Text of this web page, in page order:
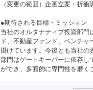
（変更の範囲）企画立案・折
●期待される目標・ミッション
当社のオルタナティブ投資部
ド、不動産ファンド、ベンチ
掛けています。今後とも当社の
部門はゲートキーパーに依存し
ができ、多面的に専門性を磨く